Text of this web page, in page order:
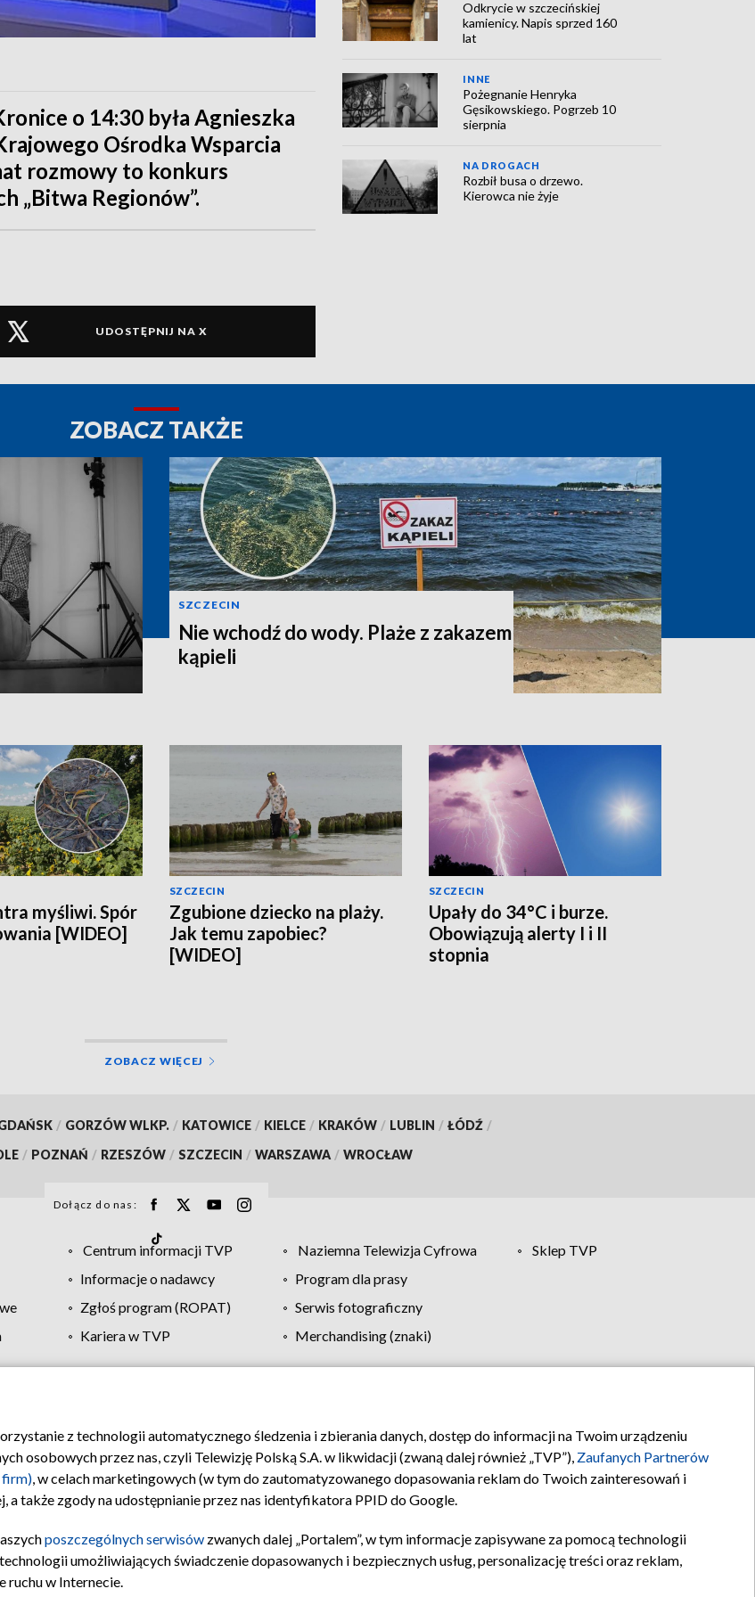
o 14:30 była Agnieszka
Ośrodka Wsparcia
rozmowy to konkurs
„Bitwa Regionów”.
UDOSTĘPNIJ NA X
Odkrycie w szczecińskiej
kamienicy. Napis sprzed 160
lat
INNE
Pożegnanie Henryka
Gęsikowskiego. Pogrzeb 10
sierpnia
NA DROGACH
Rozbił busa o drzewo.
Kierowca nie żyje
ZOBACZ TAKŻE
SZCZECIN
Nie wchodź do wody. Plaże z zakazem
kąpieli
myśliwi. Spór
[WIDEO]
SZCZECIN
Zgubione dziecko na plaży.
Jak temu zapobiec?
[WIDEO]
SZCZECIN
Upały do 34°C i burze.
Obowiązują alerty I i II
stopnia
ZOBACZ WIĘCEJ
/ GORZÓW WLKP. / KATOWICE / KIELCE / KRAKÓW / LUBLIN / ŁÓDŹ /
/ POZNAŃ / RZESZÓW / SZCZECIN / WARSZAWA / WROCŁAW
Dołącz do nas:
Centrum informacji TVP Naziemna Telewizja Cyfrowa
Sklep TVP
Informacje o nadawcy
Program dla prasy
Zgłoś program (ROPAT)
Serwis fotograficzny
Kariera w TVP
Merchandising (znaki)
prywatności Moje zgody Pomoc Biuro reklamy Kontakt
z technologii automatycznego śledzenia i zbierania danych, dostęp do informacji na Twoim urządzeniu
osobowych przez nas, czyli Telewizję Polską S.A. w likwidacji (zwaną dalej również „TVP”), Zaufanych Partnerów
firm), w celach marketingowych (w tym do zautomatyzowanego dopasowania reklam do Twoich zainteresowań i
także zgody na udostępnianie przez nas identyfikatora PPID do Google.
poszczególnych serwisów zwanych dalej „Portalem”, w tym informacje zapisywane za pomocą technologii
umożliwiających świadczenie dopasowanych i bezpiecznych usług, personalizację treści oraz reklam,
ruchu w Internecie.